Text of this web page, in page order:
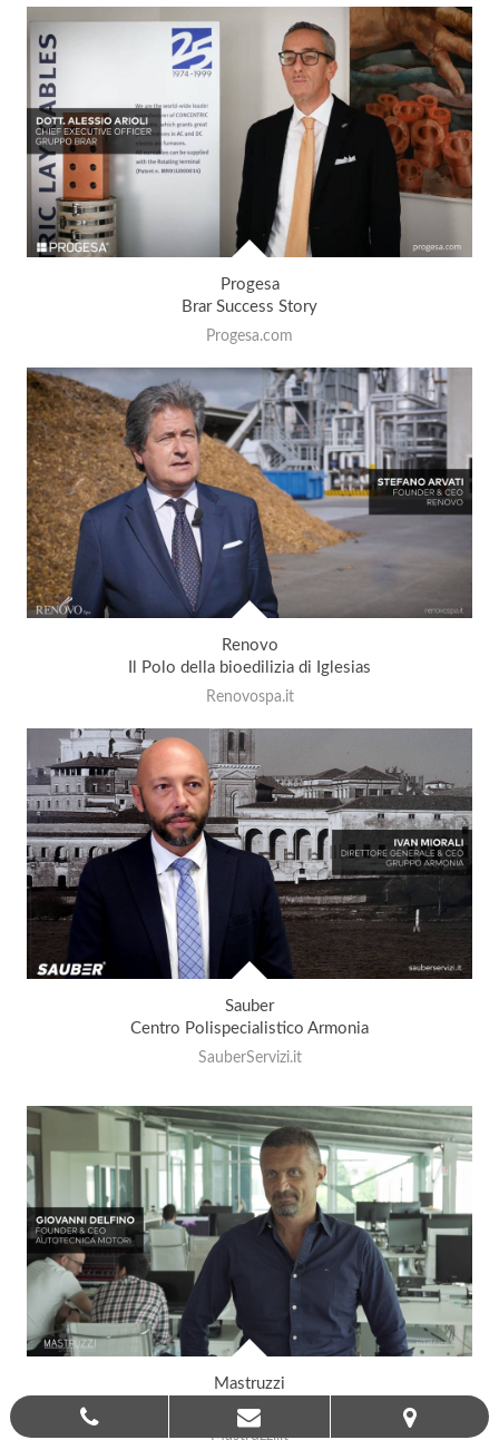
Progesa
Brar Success Story
Progesa.com
Renovo
Il Polo della bioedilizia di Iglesias
Renovospa.it
Sauber
Centro Polispecialistico Armonia
SauberServizi.it
Mastruzzi
Innovazione e Design
Mastruzzi.it